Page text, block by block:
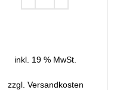
inkl. 19 % MwSt.
zzgl. Versandkosten